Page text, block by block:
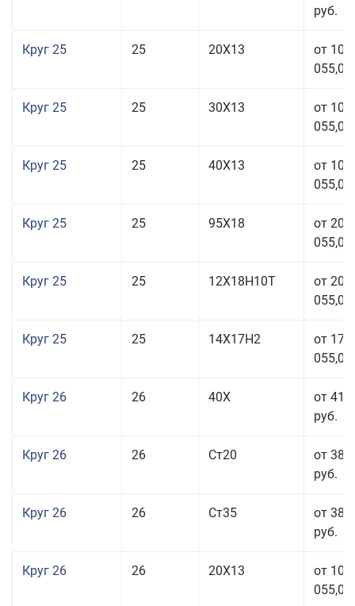
руб.
Круг 25 25 20Х13
от 103
055,00
Круг 25 25 30Х13
от 103
055,00
Круг 25 25 40Х13
от 103
055,00
Круг 25 25 95Х18
от 208
055,00
Круг 25 25 12Х18Н10Т
от 208
055,00
Круг 25 25 14Х17Н2
от 179
055,00
Круг 26 26 40Х
от 41
руб.
Круг 26 26 Ст20
от 38
руб.
Круг 26 26 Ст35
от 38
руб.
Круг 26 26 20Х13
от 103
055,00